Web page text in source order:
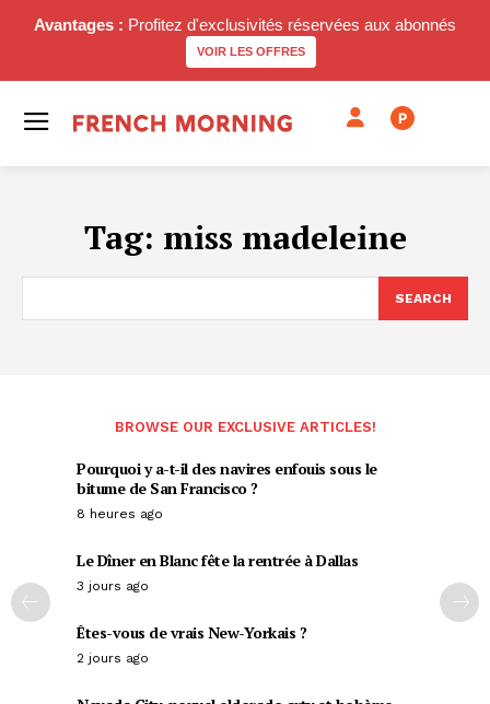
Avantages : Profitez d'exclusivités réservées aux abonnés
VOIR LES OFFRES
P
Tag: miss madeleine
SEARCH
BROWSE OUR EXCLUSIVE ARTICLES!
Pourquoi y a-t-il des navires enfouis sous le
bitume de San Francisco ?
8 heures ago
Le Dîner en Blanc fête la rentrée à Dallas
3 jours ago
Êtes-vous de vrais New-Yorkais ?
2 jours ago